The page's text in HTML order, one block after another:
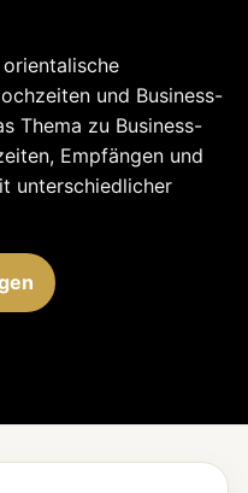
und Business-
Thema zu Business-
Empfängen und
unterschiedlicher